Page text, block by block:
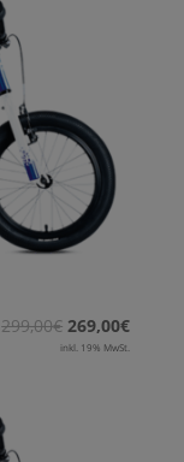
299,00€ 269,00€
inkl. 19% MwSt.